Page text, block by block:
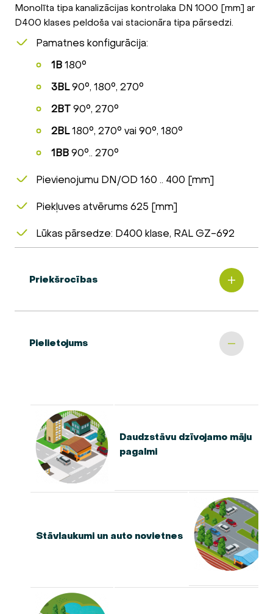
Monolīta tipa kanalizācijas kontrolaka DN 1000 [mm] ar
D400 klases peldoša vai stacionāra tipa pārsedzi.
Pamatnes konfigurācija:
1B 180°
3BL90°, 180°, 270°
2BT 90°, 270°
2BL180°, 270° vai 90°, 180°
1BB 90°.. 270°
Pievienojumu DN/OD 160 .. 400 [mm]
Piekļuves atvērums 625 [mm]
Lūkas pārsedze: D400 klase, RAL GZ-692
Priekšrocības
Pielietojums
Daudzstāvu dzīvojamo māju
pagalmi
Stāvlaukumi un auto novietnes